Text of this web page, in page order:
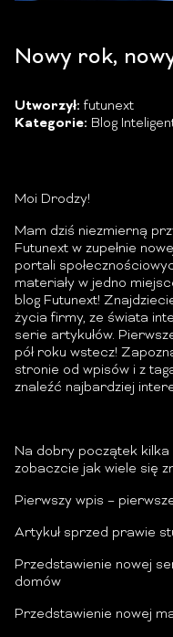
Nowy rok,
Utworzył: futunext
Kategorie: Blog
Moi Drodzy!
Mam dziś niezmierną
Futunext w zupełnie
portali
materiały w jedno
blog Futunext!
życia firmy, ze świata
serie artykułów.
pół roku wstecz!
stronie od wpisów i z
znaleźć najbardziej
Na dobry początek
zobaczcie jak wiele się
Pierwszy wpis –
Artykuł sprzed prawie
Przedstawienie nowej
domów
Przedstawienie nowej